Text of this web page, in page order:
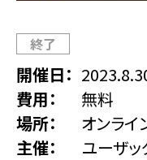
終了
開催日
費用
無料
場所
オンライ
主催
ユーザ